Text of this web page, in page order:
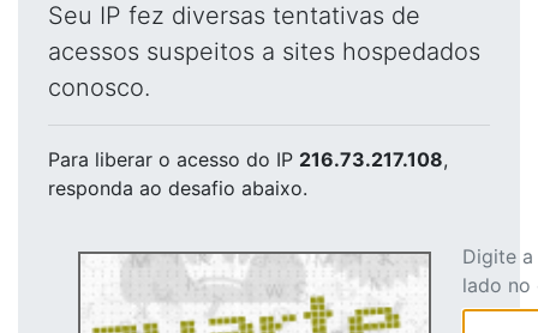
Seu IP fez diversas tentativas de
acessos suspeitos a sites hospedados
conosco.
Para liberar o acesso do IP 216.73.217.108,
responda ao desafio abaixo.
Digite
lado no